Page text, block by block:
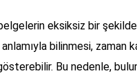
eksiksiz bir şekilde
bilinmesi, zaman
Bu nedenle,